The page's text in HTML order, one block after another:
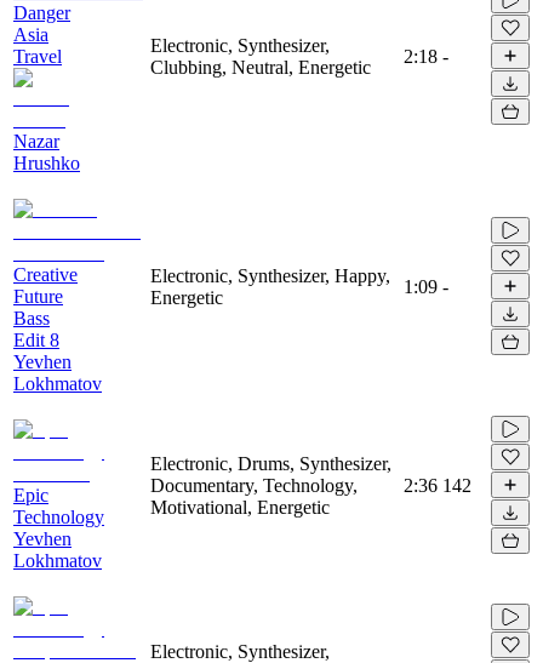
Danger
Asia
Travel
Nazar
Hrushko
Electronic, Synthesizer,
Clubbing, Neutral, Energetic
2:18 -
Creative
Future
Bass
Edit 8
Yevhen
Lokhmatov
Electronic, Synthesizer, Happy,
Energetic
1:09 -
Epic
Technology
Yevhen
Lokhmatov
Electronic, Drums, Synthesizer,
Documentary, Technology,
Motivational, Energetic
2:36 142
Electronic, Synthesizer,